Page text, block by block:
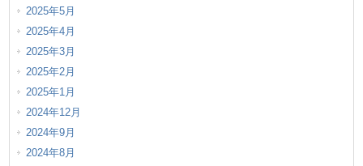
2025年5月
2025年4月
2025年3月
2025年2月
2025年1月
2024年12月
2024年9月
2024年8月